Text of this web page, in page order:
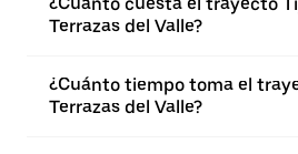
Terrazas del Valle?
¿Cuánto tiempo toma el
Terrazas del Valle?